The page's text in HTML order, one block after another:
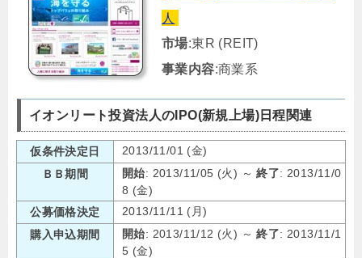
人
市場:東R (REIT)
事業内容:商業系
イオンリート投資法人のIPO(新規上場)日程関連
仮条件決定日
2013/11/01 (金)
ＢＢ期間
開始: 2013/11/05 (火) ～終了: 2013/11/0
8 (金)
公募価格決定
2013/11/11 (月)
購入申込期間
開始: 2013/11/12 (火) ～終了: 2013/11/1
5 (金)